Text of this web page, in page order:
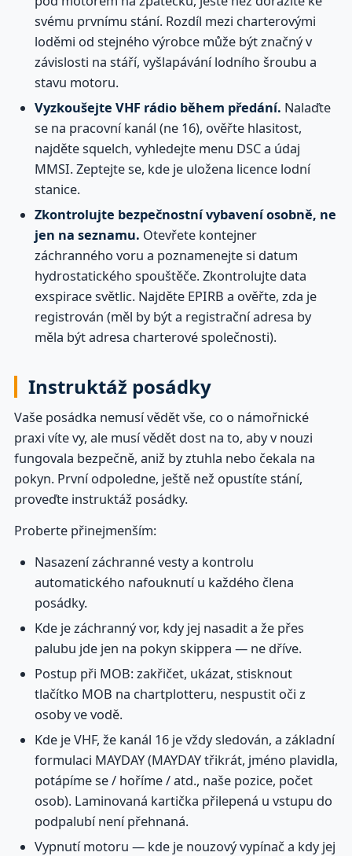
svému prvnímu stání. Rozdíl mezi charterovými
loděmi od stejného výrobce může být značný v
závislosti na stáří, vyšlapávání lodního šroubu a
stavu motoru.
Vyzkoušejte VHF rádio během předání. Nalaďte
se na pracovní kanál (ne 16), ověřte hlasitost,
najděte squelch, vyhledejte menu DSC a údaj
MMSI. Zeptejte se, kde je uložena licence lodní
stanice.
Zkontrolujte bezpečnostní vybavení osobně, ne
jen na seznamu. Otevřete kontejner
záchranného voru a poznamenejte si datum
hydrostatického spouštěče. Zkontrolujte data
exspirace světlic. Najděte EPIRB a ověřte, zda je
registrován (měl by být a registrační adresa by
měla být adresa charterové společnosti).
Instruktáž posádky
Vaše posádka nemusí vědět vše, co o námořnické
praxi víte vy, ale musí vědět dost na to, aby v nouzi
fungovala bezpečně, aniž by ztuhla nebo čekala na
pokyn. První odpoledne, ještě než opustíte stání,
proveďte instruktáž posádky.
Proberte přinejmenším:
Nasazení záchranné vesty a kontrolu
automatického nafouknutí u každého člena
posádky.
Kde je záchranný vor, kdy jej nasadit a že přes
palubu jde jen na pokyn skippera — ne dříve.
Postup při MOB: zakřičet, ukázat, stisknout
tlačítko MOB na chartplotteru, nespustit oči z
osoby ve vodě.
Kde je VHF, že kanál 16 je vždy sledován, a základní
formulaci MAYDAY (MAYDAY třikrát, jméno plavidla,
potápíme se / hoříme / atd., naše pozice, počet
osob). Laminovaná kartička přilepená u vstupu do
podpalubí není přehnaná.
Vypnutí motoru — kde je nouzový vypínač a kdy jej